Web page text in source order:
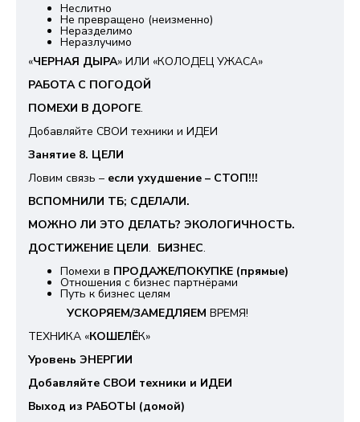
Неслитно
Не превращено (неизменно)
Неразделимо
Неразлучимо
«ЧЕРНАЯ ДЫРА» ИЛИ «КОЛОДЕЦ УЖАСА»
РАБОТА С ПОГОДОЙ
ПОМЕХИ В ДОРОГЕ.
Добавляйте СВОИ техники и ИДЕИ
Занятие 8. ЦЕЛИ
Ловим связь – если ухудшение – СТОП!!!
ВСПОМНИЛИ ТБ; СДЕЛАЛИ.
МОЖНО ЛИ ЭТО ДЕЛАТЬ? ЭКОЛОГИЧНОСТЬ.
ДОСТИЖЕНИЕ ЦЕЛИ. БИЗНЕС.
Помехи в ПРОДАЖЕ/ПОКУПКЕ (прямые)
Отношения с бизнес партнёрами
Путь к бизнес целям
УСКОРЯЕМ/ЗАМЕДЛЯЕМ ВРЕМЯ!
ТЕХНИКА «КОШЕЛЁК»
Уровень ЭНЕРГИИ
Добавляйте СВОИ техники и ИДЕИ
Выход из РАБОТЫ (домой)